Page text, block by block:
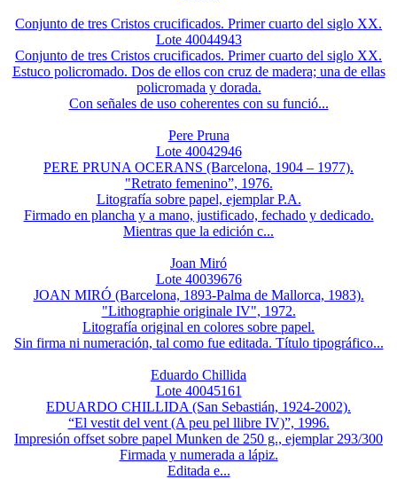
Conjunto de tres Cristos crucificados. Primer cuarto del siglo XX.
Lote 40044943
Conjunto de tres Cristos crucificados. Primer cuarto del siglo XX.
Estuco policromado. Dos de ellos con cruz de madera; una de ellas
policromada y dorada.
Con señales de uso coherentes con su funció...
Pere Pruna
Lote 40042946
PERE PRUNA OCERANS (Barcelona, 1904 – 1977).
"Retrato femenino”, 1976.
Litografía sobre papel, ejemplar P.A.
Firmado en plancha y a mano, justificado, fechado y dedicado.
Mientras que la edición c...
Joan Miró
Lote 40039676
JOAN MIRÓ (Barcelona, 1893-Palma de Mallorca, 1983).
"Lithographie originale IV", 1972.
Litografía original en colores sobre papel.
Sin firma ni numeración, tal como fue editada. Título tipográfico...
Eduardo Chillida
Lote 40045161
EDUARDO CHILLIDA (San Sebastián, 1924-2002).
“El vestit del vent (A peu pel llibre IV)”, 1996.
Impresión offset sobre papel Munken de 250 g., ejemplar 293/300
Firmada y numerada a lápiz.
Editada e...